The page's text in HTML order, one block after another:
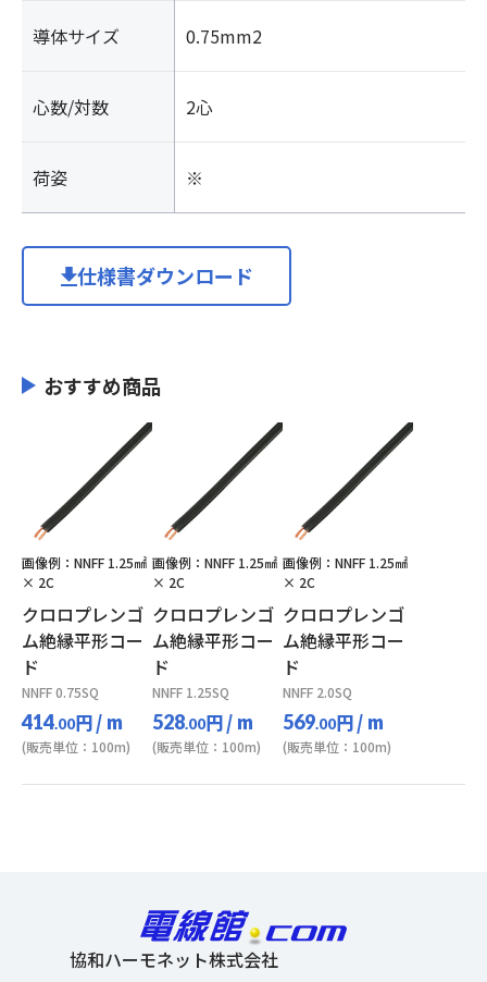
導体サイズ 0.75mm2
心数/対数 2心
荷姿 ※
仕様書ダウンロード
おすすめ商品
画像例：NNFF 1.25㎟
× 2C
クロロプレンゴ
ム絶縁平形コー
ド
NNFF 0.75SQ
414.00円/ m
(販売単位：100m)
画像例：NNFF 1.25㎟
× 2C
クロロプレンゴ
ム絶縁平形コー
ド
NNFF 1.25SQ
528.00円/ m
(販売単位：100m)
画像例：NNFF 1.25㎟
× 2C
クロロプレンゴ
ム絶縁平形コー
ド
NNFF 2.0SQ
569.00円/ m
(販売単位：100m)
協和ハーモネット株式会社